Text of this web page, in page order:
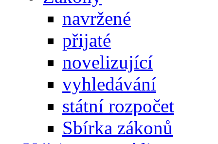
navržené
přijaté
novelizující
vyhledávání
státní rozpočet
Sbírka zákonů